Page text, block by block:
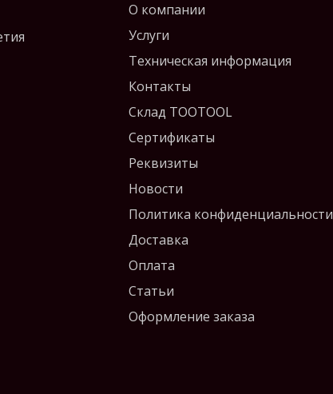
О компании
Услуги
Техническая информация
Контакты
Склад TOOTOOL
Сертификаты
Реквизиты
Новости
Политика конфиденциальности
Доставка
Оплата
Статьи
Оформление заказа